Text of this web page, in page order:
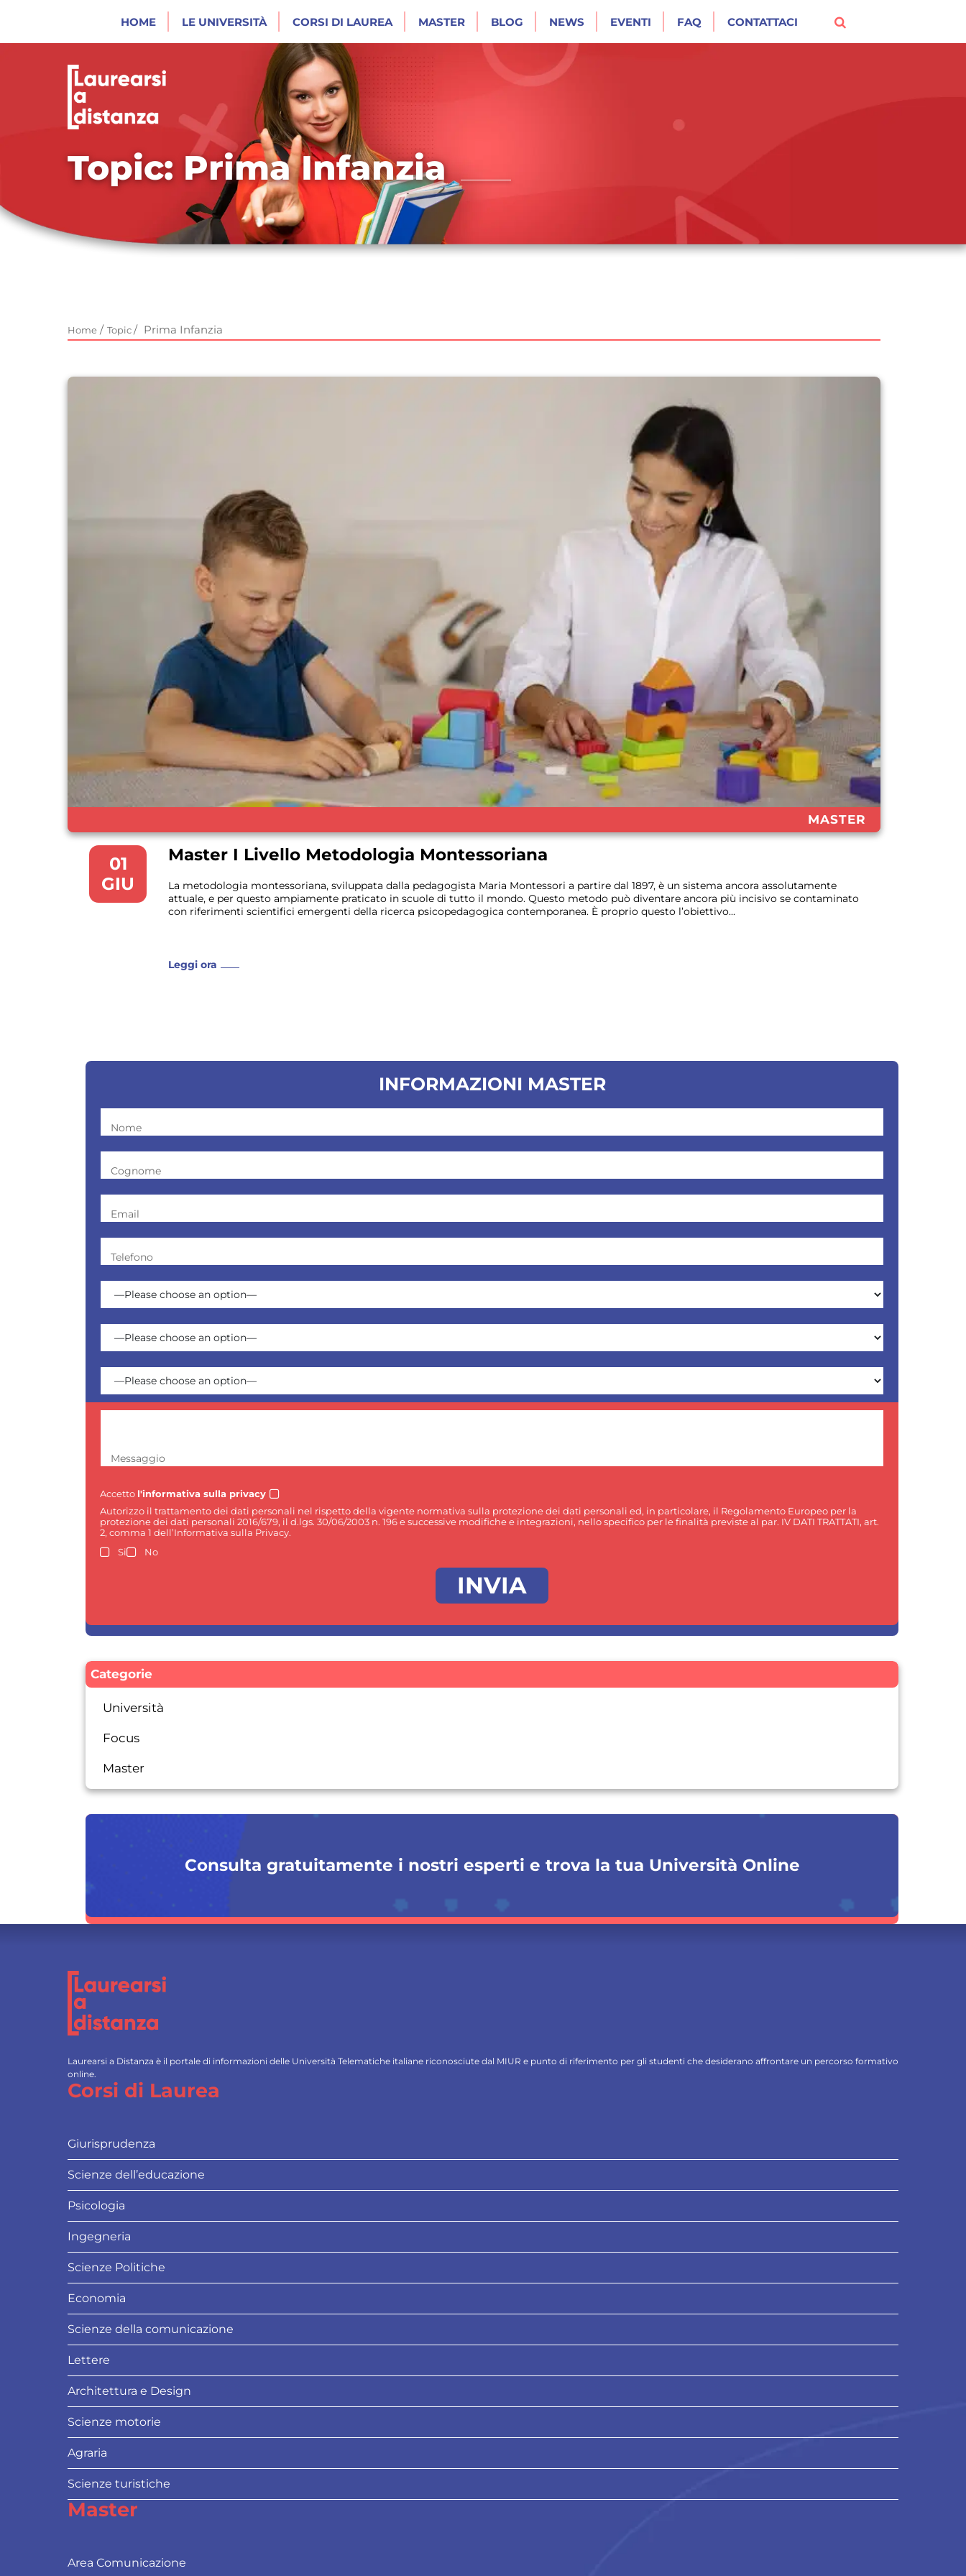
HOME LE UNIVERSITÀ CORSI DI LAUREA MASTER BLOG NEWS EVENTI FAQ CONTATTACI
Topic: Prima Infanzia
Home / Topic/ Prima Infanzia
MASTER
01
GIU
Master I Livello Metodologia Montessoriana
La metodologia montessoriana, sviluppata dalla pedagogista Maria Montessori a partire dal 1897, è un sistema ancora assolutamente
attuale, e per questo ampiamente praticato in scuole di tutto il mondo. Questo metodo può diventare ancora più incisivo se contaminato
con riferimenti scientifici emergenti della ricerca psicopedagogica contemporanea. È proprio questo l’obiettivo...
Leggi ora
INFORMAZIONI MASTER
Nome
Cognome
Email
Telefono
Messaggio
Accetto l'informativa sulla privacy
Autorizzo il trattamento dei dati personali nel rispetto della vigente normativa sulla protezione dei dati personali ed, in particolare, il Regolamento Europeo per la
protezione dei dati personali 2016/679, il d.lgs. 30/06/2003 n. 196 e successive modifiche e integrazioni, nello specifico per le finalità previste al par. IV DATI TRATTATI, art.
2, comma 1 dell’Informativa sulla Privacy.
Si
No
Categorie
Università
Focus
Master
Consulta gratuitamente i nostri esperti e trova la tua Università Online
Laurearsi a Distanza è il portale di informazioni delle Università Telematiche italiane riconosciute dal MIUR e punto di riferimento per gli studenti che desiderano affrontare un percorso formativo
online.
Corsi di Laurea
Giurisprudenza
Scienze dell’educazione
Psicologia
Ingegneria
Scienze Politiche
Economia
Scienze della comunicazione
Lettere
Architettura e Design
Scienze motorie
Agraria
Scienze turistiche
Master
Area Comunicazione